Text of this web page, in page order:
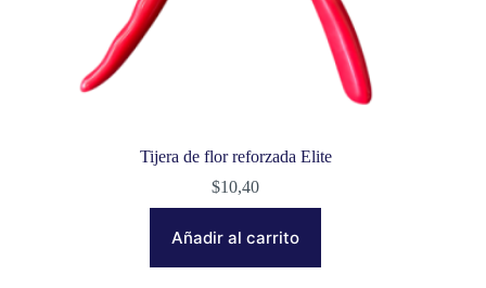
Tijera de flor reforzada Elite
$10,40
Añadir al carrito